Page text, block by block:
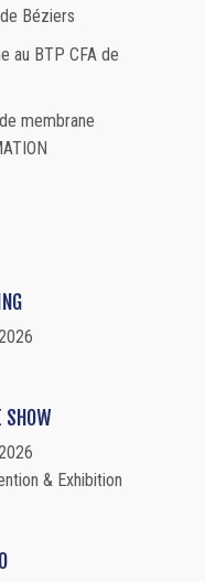
Béziers
au BTP CFA de
membrane
SHOW
& Exhibition